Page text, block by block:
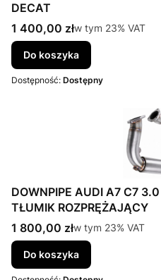
DECAT
Cena brutto
1 400,00 złw tym %s VAT
w tym 23% VAT
Do koszyka
Dostępność: Dostępny
DOWNPIPE AUDI A7 C7
TŁUMIK ROZPRĘŻAJĄCY
Cena brutto
1 800,00 złw tym %s VAT
w tym 23% VAT
Do koszyka